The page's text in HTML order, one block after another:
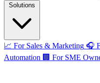
Solutions
📈 For Sales & Marketing 🎧
Automation 🏢 For SME